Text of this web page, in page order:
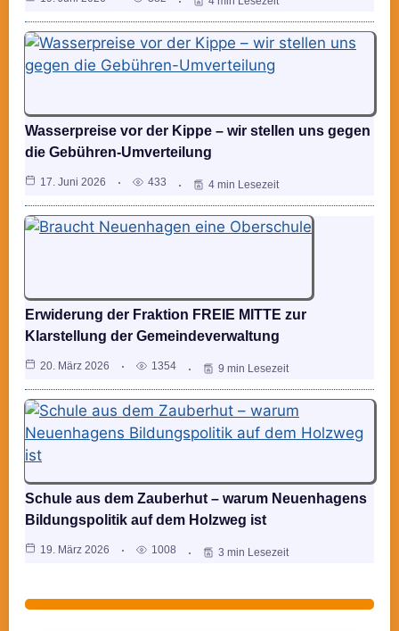
Wasserpreise vor der Kippe – wir stellen uns gegen
die Gebühren-Umverteilung
17. Juni 2026 433 4 min Lesezeit
Erwiderung der Fraktion FREIE MITTE zur
Klarstellung der Gemeindeverwaltung
20. März 2026 1354 9 min Lesezeit
Schule aus dem Zauberhut – warum Neuenhagens
Bildungspolitik auf dem Holzweg ist
19. März 2026 1008 3 min Lesezeit